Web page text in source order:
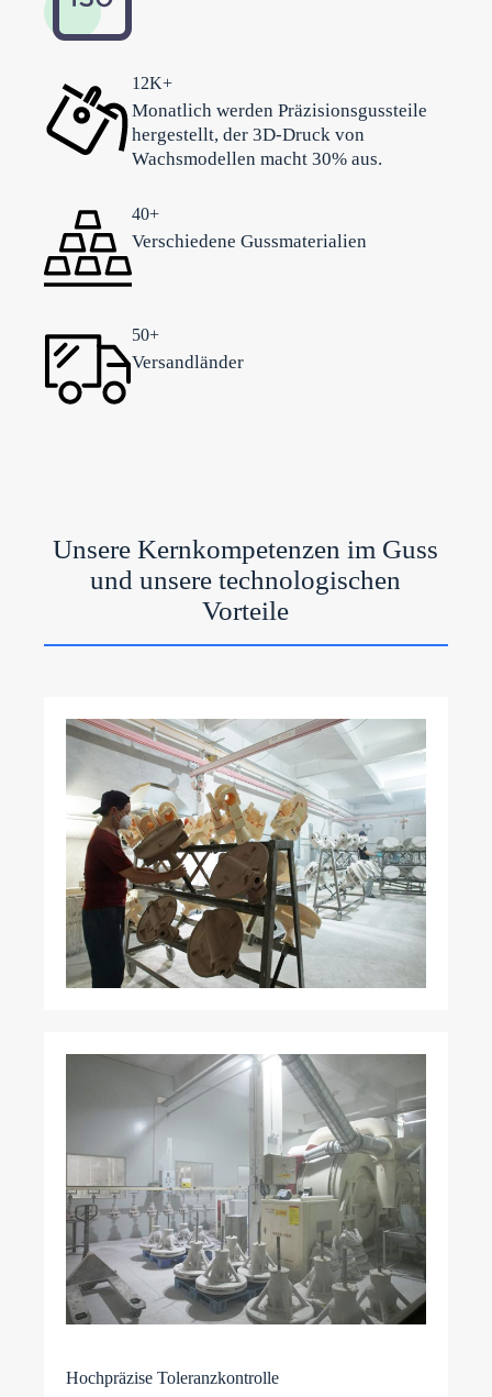
12K+
Monatlich werden Präzisionsgussteile
hergestellt, der 3D-Druck von
Wachsmodellen macht 30% aus.
40+
Verschiedene Gussmaterialien
50+
Versandländer
Unsere Kernkompetenzen im Guss
und unsere technologischen
Vorteile
Hochpräzise Toleranzkontrolle